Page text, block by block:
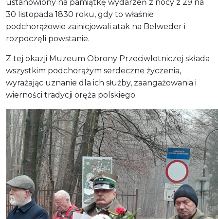
ustanowiony na pamiątkę wydarzeń z nocy z 29 na
30 listopada 1830 roku, gdy to właśnie
podchorążowie zainicjowali atak na Belweder i
rozpoczęli powstanie.
Z tej okazji Muzeum Obrony Przeciwlotniczej składa
wszystkim podchorążym serdeczne życzenia,
wyrażając uznanie dla ich służby, zaangażowania i
wierności tradycji oręża polskiego.